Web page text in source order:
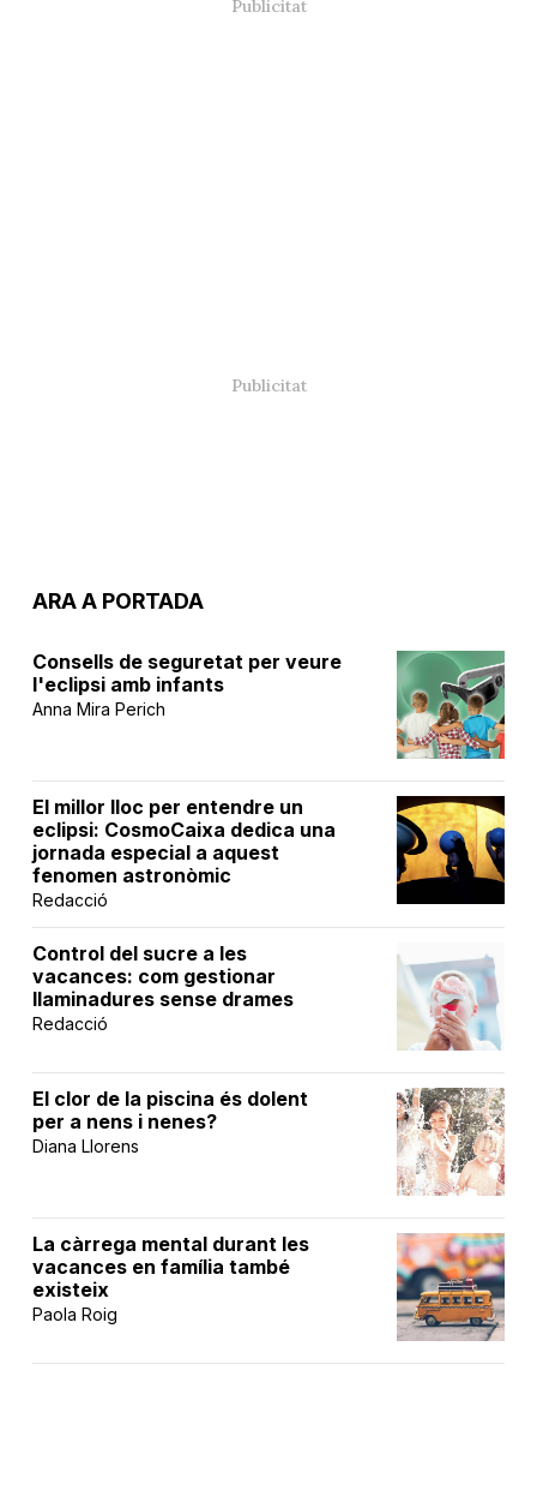
ARA A PORTADA
Consells de seguretat per veure
l'eclipsi amb infants
Anna Mira Perich
El millor lloc per entendre un
eclipsi: CosmoCaixa dedica una
jornada especial a aquest
fenomen astronòmic
Redacció
Control del sucre a les
vacances: com gestionar
llaminadures sense drames
Redacció
El clor de la piscina és dolent
per a nens i nenes?
Diana Llorens
La càrrega mental durant les
vacances en família també
existeix
Paola Roig